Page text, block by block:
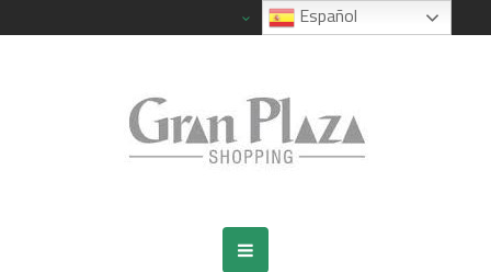
Español